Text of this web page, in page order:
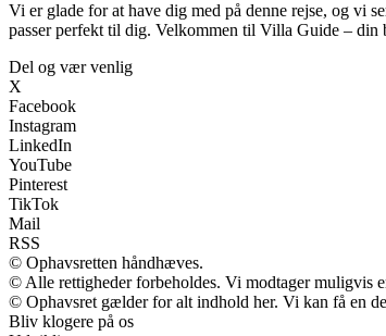
Vi er glade for at have dig med på denne rejse, og vi
passer perfekt til dig. Velkommen til Villa Guide – din
Del og vær venlig
X
Facebook
Instagram
LinkedIn
YouTube
Pinterest
TikTok
Mail
RSS
© Ophavsretten håndhæves.
© Alle rettigheder forbeholdes. Vi modtager muligvis
© Ophavsret gælder for alt indhold her. Vi kan få en
Bliv klogere på os